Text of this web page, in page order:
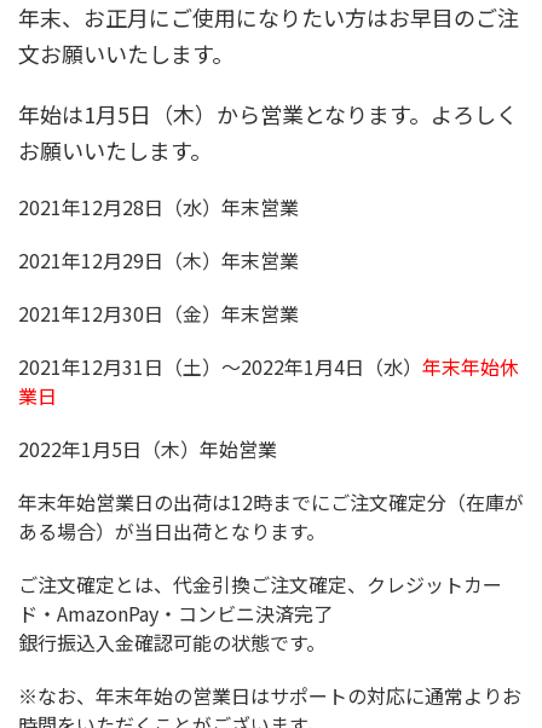
年末、お正月にご使用になりたい方はお早目のご注
文お願いいたします。
年始は1月5日（木）から営業となります。よろしく
お願いいたします。
2021年12月28日（水）年末営業
2021年12月29日（木）年末営業
2021年12月30日（金）年末営業
2021年12月31日（土）～2022年1月4日（水） 年末年始休
業日
2022年1月5日（木）年始営業
年末年始営業日の出荷は12時までにご注文確定分（在庫が
ある場合）が当日出荷となります。
ご注文確定とは、代金引換ご注文確定、クレジットカー
ド・AmazonPay・コンビニ決済完了
銀行振込入金確認可能の状態です。
※なお、年末年始の営業日はサポートの対応に通常よりお